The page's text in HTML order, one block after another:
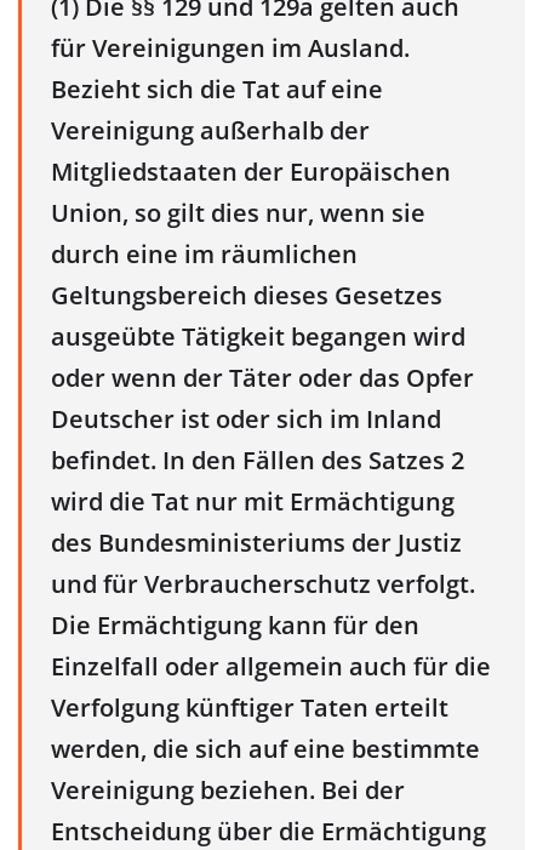
(1) Die §§ 129 und 129a gelten auch
für Vereinigungen im Ausland.
Bezieht sich die Tat auf eine
Vereinigung außerhalb der
Mitgliedstaaten der Europäischen
Union, so gilt dies nur, wenn sie
durch eine im räumlichen
Geltungsbereich dieses Gesetzes
ausgeübte Tätigkeit begangen wird
oder wenn der Täter oder das Opfer
Deutscher ist oder sich im Inland
befindet. In den Fällen des Satzes 2
wird die Tat nur mit Ermächtigung
des Bundesministeriums der Justiz
und für Verbraucherschutz verfolgt.
Die Ermächtigung kann für den
Einzelfall oder allgemein auch für die
Verfolgung künftiger Taten erteilt
werden, die sich auf eine bestimmte
Vereinigung beziehen. Bei der
Entscheidung über die Ermächtigung